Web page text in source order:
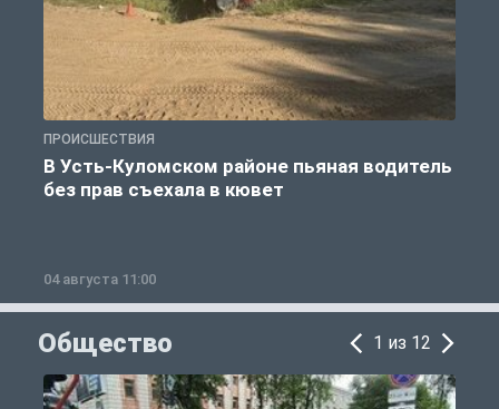
ПРОИСШЕСТВИЯ
В Усть-Куломском районе пьяная водитель
без прав съехала в кювет
04 августа 11:00
Общество 1 из 12